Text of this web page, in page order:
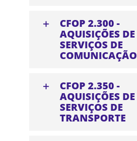
CFOP 2.300 -
AQUISIÇÕES DE
SERVIÇOS DE
COMUNICAÇÃO
CFOP 2.350 -
AQUISIÇÕES DE
SERVIÇOS DE
TRANSPORTE